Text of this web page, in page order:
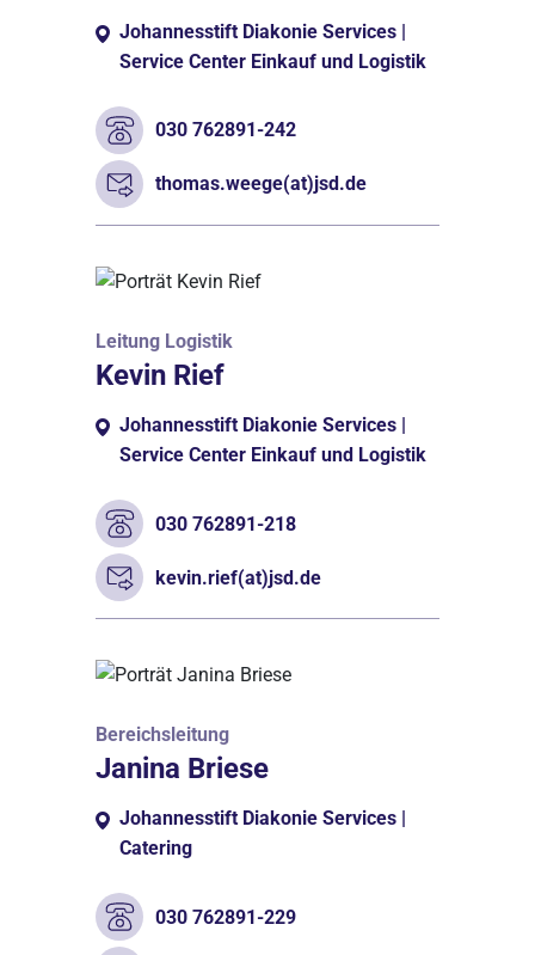
Johannesstift Diakonie Services |
Service Center Einkauf und Logistik
030 762891-242
thomas.weege(at)jsd.de
Leitung Logistik
Kevin Rief
Johannesstift Diakonie Services |
Service Center Einkauf und Logistik
030 762891-218
kevin.rief(at)jsd.de
Bereichsleitung
Janina Briese
Johannesstift Diakonie Services |
Catering
030 762891-229